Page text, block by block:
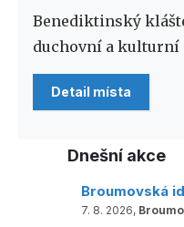
Benediktinský
duchovní a kulturní
Detail místa
Dnešní akce
Broumovská
7. 8. 2026,